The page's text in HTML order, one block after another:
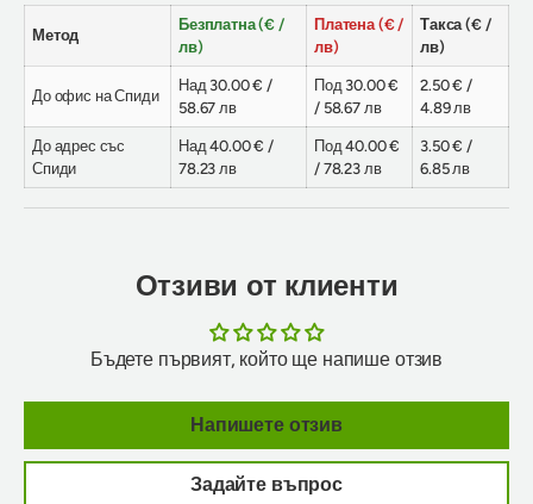
Метод
Безплатна (€ /
лв)
Платена (€ /
лв)
Такса (€ /
лв)
До офис на Спиди
Над 30.00 € /
58.67 лв
Под 30.00 €
/ 58.67 лв
2.50 € /
4.89 лв
До адрес със
Спиди
Над 40.00 € /
78.23 лв
Под 40.00 €
/ 78.23 лв
3.50 € /
6.85 лв
Отзиви от клиенти
Бъдете първият, който ще напише отзив
Напишете отзив
Задайте въпрос